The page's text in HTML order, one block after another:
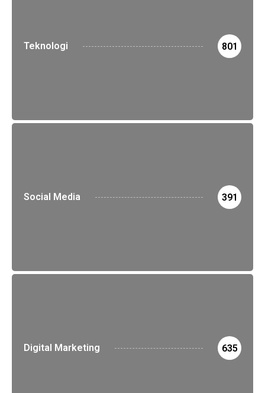
Teknologi 801
Social Media 391
Digital Marketing 635